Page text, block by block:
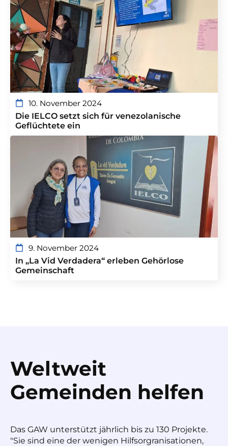
10. November 2024
Die IELCO setzt sich für venezolanische
Geflüchtete ein
9. November 2024
In „La Vid Verdadera“ erleben Gehörlose
Gemeinschaft
Weltweit
Gemeinden helfen
Das GAW unterstützt jährlich bis zu 130 Projekte.
"Sie sind eine der wenigen Hilfsorgranisationen,